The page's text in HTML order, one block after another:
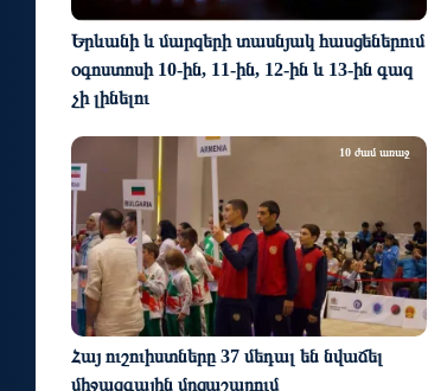
Երևանի և մարզերի տասնյակ հասցեներում
օգոստոսի 10-ին, 11-ին, 12-ին և 13-ին գազ
չի լինելու
Հայ ուշուիստները 37 մեդալ են նվաճել
միջազգային մրցաշարում
10 ժամ առաջ
Պարարվեստի նոր ձևաչափի
հաջող մեկնարկը Հայաստանում
1